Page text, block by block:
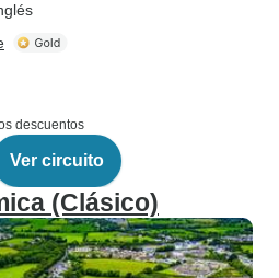
descuentos
Ver circuito
(Clásico)